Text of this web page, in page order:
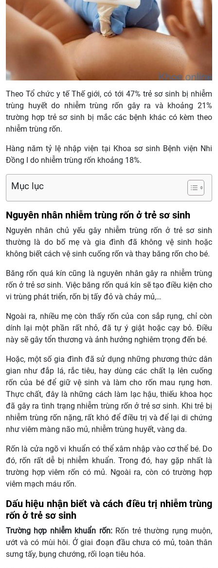
Theo Tổ chức y tế Thế giới, có tới 47% trẻ sơ sinh bị nhiễm
trùng huyết do nhiễm trùng rốn gây ra và khoảng 21%
trường hợp trẻ sơ sinh bị mắc các bệnh khác có kèm theo
nhiễm trùng rốn.
Hàng năm tỷ lệ nhập viện tại Khoa sơ sinh Bệnh viện Nhi
Đồng I do nhiễm trùng rốn khoảng 18%.
Mục lục
Nguyên nhân nhiễm trùng rốn ở trẻ sơ sinh
Nguyên nhân chủ yếu gây nhiễm trùng rốn ở trẻ sơ sinh
thường là do bố mẹ và gia đình đã không vệ sinh hoặc
không biết cách vệ sinh cuống rốn và thay băng rốn cho bé.
Băng rốn quá kín cũng là nguyên nhân gây ra nhiễm trùng
rốn ở trẻ sơ sinh. Việc băng rốn quá kín sẽ tạo điều kiện cho
vi trùng phát triển, rốn bị tấy đỏ và chảy mủ,…
Ngoài ra, nhiều mẹ còn thấy rốn của con sắp rụng, chỉ còn
dính lại một phần rất nhỏ, đã tự ý giật hoặc cạy bỏ. Điều
này sẽ gây tổn thương và ảnh hưởng nghiêm trọng đến bé.
Hoặc, một số gia đình đã sử dụng những phương thức dân
gian như đắp lá, rắc tiêu, hay dùng các chất lạ lên cuống
rốn của bé để giữ vệ sinh và làm cho rốn mau rụng hơn.
Thực chất, đây là những cách làm lạc hậu, thiếu khoa học
đã gây ra tình trạng nhiễm trùng rốn ở trẻ sơ sinh. Khi trẻ bị
nhiễm trùng rốn nặng, rất khó để điều trị và để lại di chứng
như viêm màng não mủ, nhiễm trùng huyết, vàng da.
Rốn là cửa ngõ vi khuẩn có thể xâm nhập vào cơ thể bé. Do
đó, rốn rất dễ bị nhiễm khuẩn. Trong đó, hay gặp nhất là
trường hợp viêm rốn có mủ. Ngoài ra, còn có trường hợp
viêm mạch máu rốn.
Dấu hiệu nhận biết và cách điều trị nhiễm trùng
rốn ở trẻ sơ sinh
Trường hợp nhiễm khuẩn rốn:Rốn trẻ thường rụng muộn,
ướt và có mùi hôi. Ở giai đoạn đầu chưa có mủ, toàn thân
sưng tấy, bụng chướng, rối loạn tiêu hóa.